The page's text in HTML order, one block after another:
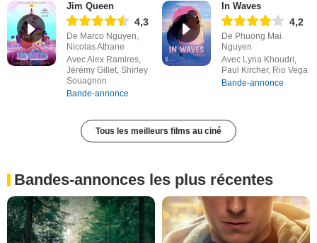
Jim Queen
4,3
De Marco Nguyen,
Nicolas Athane
Avec Alex Ramires,
Jérémy Gillet, Shirley
Souagnon
Bande-annonce
In Waves
4,2
De Phuong Mai
Nguyen
Avec Lyna Khoudri,
Paul Kircher, Rio Vega
Bande-annonce
Tous les meilleurs films au ciné
Bandes-annonces les plus récentes